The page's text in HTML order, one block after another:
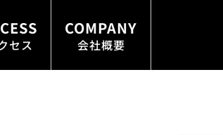
セス
COMPANY
会社概要